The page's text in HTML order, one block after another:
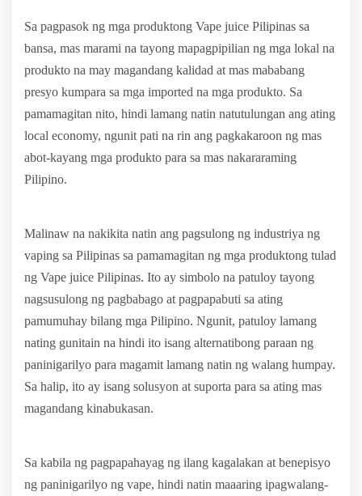
Sa pagpasok ng mga produktong Vape juice Pilipinas sa
bansa, mas marami na tayong mapagpipilian ng mga lokal na
produkto na may magandang kalidad at mas mababang
presyo kumpara sa mga imported na mga produkto. Sa
pamamagitan nito, hindi lamang natin natutulungan ang ating
local economy, ngunit pati na rin ang pagkakaroon ng mas
abot-kayang mga produkto para sa mas nakararaming
Pilipino.
Malinaw na nakikita natin ang pagsulong ng industriya ng
vaping sa Pilipinas sa pamamagitan ng mga produktong tulad
ng Vape juice Pilipinas. Ito ay simbolo na patuloy tayong
nagsusulong ng pagbabago at pagpapabuti sa ating
pamumuhay bilang mga Pilipino. Ngunit, patuloy lamang
nating gunitain na hindi ito isang alternatibong paraan ng
paninigarilyo para magamit lamang natin ng walang humpay.
Sa halip, ito ay isang solusyon at suporta para sa ating mas
magandang kinabukasan.
Sa kabila ng pagpapahayag ng ilang kagalakan at benepisyo
ng paninigarilyo ng vape, hindi natin maaaring ipagwalang-